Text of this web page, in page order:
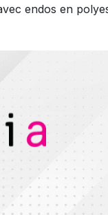
endos en